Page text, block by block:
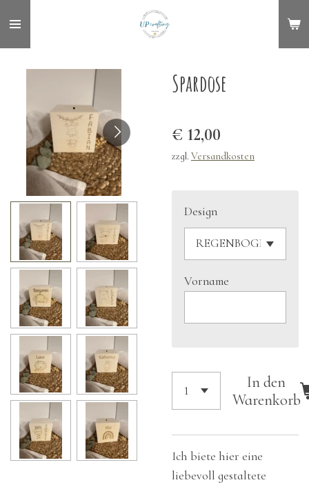
Spardose
€ 12,00
zzgl. Versandkosten
Design
Vorname
In den
Warenkorb
Ich biete hier eine
liebevoll gestaltete